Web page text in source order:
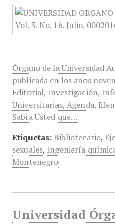
Órgano de la Universidad
publicada en los años
Editorial, Investigación,
Universitarias, Agenda,
Sabía Usted que…
Etiquetas: Bibliotecario,
sexuales, Ingeniería
Montenegro
Universidad